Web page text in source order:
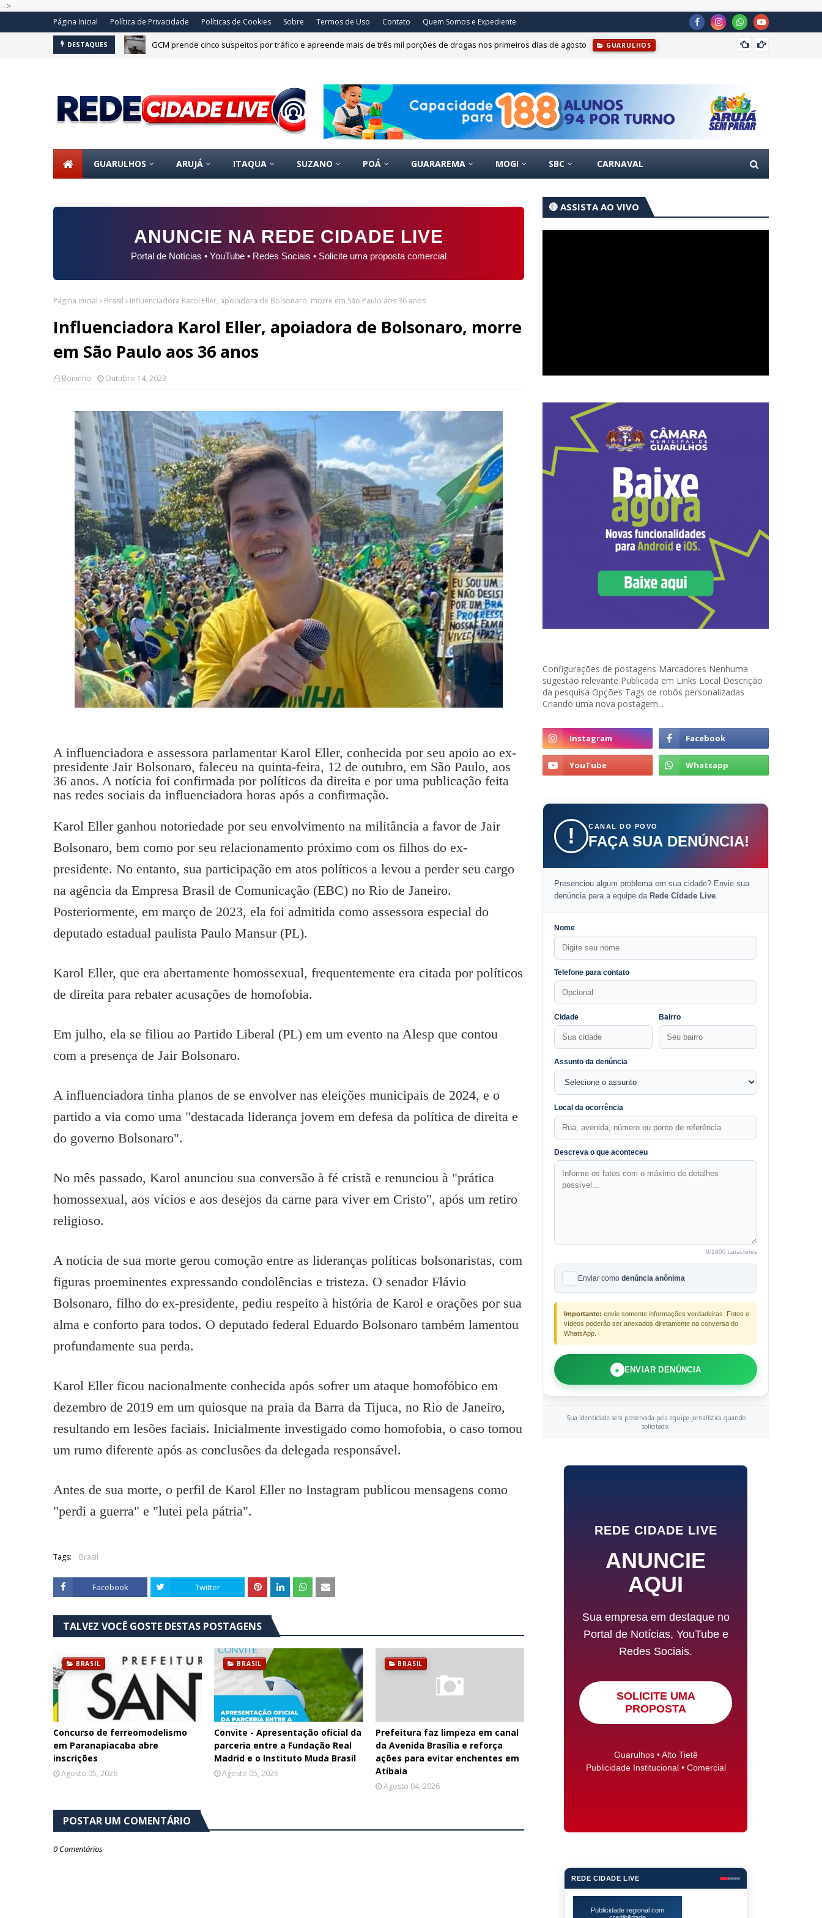
-->
Página Inicial Política de Privacidade Políticas de Cookies Sobre Termos de Uso Contato Quem Somos e Expediente
DESTAQUES GCM prende cinco suspeitos por tráfico e apreende mais de três mil porções de drogas nos primeiros dias de agosto GUARULHOS
GUARULHOS ARUJÁ ITAQUA SUZANO POÁ GUARAREMA MOGI SBC CARNAVAL
ANUNCIE NA REDE CIDADE LIVE
Portal de Notícias • YouTube • Redes Sociais • Solicite uma proposta comercial
Página inicial Brasil Influenciadora Karol Eller, apoiadora de Bolsonaro, morre em São Paulo aos 36 anos
Influenciadora Karol Eller, apoiadora de Bolsonaro, morre
em São Paulo aos 36 anos
Boninho Outubro 14, 2023
A influenciadora e assessora parlamentar Karol Eller, conhecida por seu apoio ao ex-
presidente Jair Bolsonaro, faleceu na quinta-feira, 12 de outubro, em São Paulo, aos
36 anos. A notícia foi confirmada por políticos da direita e por uma publicação feita
nas redes sociais da influenciadora horas após a confirmação.
Karol Eller ganhou notoriedade por seu envolvimento na militância a favor de Jair
Bolsonaro, bem como por seu relacionamento próximo com os filhos do ex-
presidente. No entanto, sua participação em atos políticos a levou a perder seu cargo
na agência da Empresa Brasil de Comunicação (EBC) no Rio de Janeiro.
Posteriormente, em março de 2023, ela foi admitida como assessora especial do
deputado estadual paulista Paulo Mansur (PL).
Karol Eller, que era abertamente homossexual, frequentemente era citada por políticos
de direita para rebater acusações de homofobia.
Em julho, ela se filiou ao Partido Liberal (PL) em um evento na Alesp que contou
com a presença de Jair Bolsonaro.
A influenciadora tinha planos de se envolver nas eleições municipais de 2024, e o
partido a via como uma "destacada liderança jovem em defesa da política de direita e
do governo Bolsonaro".
No mês passado, Karol anunciou sua conversão à fé cristã e renunciou à "prática
homossexual, aos vícios e aos desejos da carne para viver em Cristo", após um retiro
religioso.
A notícia de sua morte gerou comoção entre as lideranças políticas bolsonaristas, com
figuras proeminentes expressando condolências e tristeza. O senador Flávio
Bolsonaro, filho do ex-presidente, pediu respeito à história de Karol e orações por sua
alma e conforto para todos. O deputado federal Eduardo Bolsonaro também lamentou
profundamente sua perda.
Karol Eller ficou nacionalmente conhecida após sofrer um ataque homofóbico em
dezembro de 2019 em um quiosque na praia da Barra da Tijuca, no Rio de Janeiro,
resultando em lesões faciais. Inicialmente investigado como homofobia, o caso tomou
um rumo diferente após as conclusões da delegada responsável.
Antes de sua morte, o perfil de Karol Eller no Instagram publicou mensagens como
"perdi a guerra" e "lutei pela pátria".
Tags: Brasil
Facebook Twitter
TALVEZ VOCÊ GOSTE DESTAS POSTAGENS
BRASIL
Concurso de ferreomodelismo
em Paranapiacaba abre
inscrições
Agosto 05, 2026
BRASIL
Convite - Apresentação oficial da
parceria entre a Fundação Real
Madrid e o Instituto Muda Brasil
Agosto 05, 2026
BRASIL
Prefeitura faz limpeza em canal
da Avenida Brasília e reforça
ações para evitar enchentes em
Atibaia
Agosto 04, 2026
POSTAR UM COMENTÁRIO
0 Comentários
🔴 ASSISTA AO VIVO
Configurações de postagens Marcadores Nenhuma
sugestão relevante Publicada em Links Local Descrição
da pesquisa Opções Tags de robôs personalizadas
Criando uma nova postagem...
! CANAL DO POVO
FAÇA SUA DENÚNCIA!
Presenciou algum problema em sua cidade? Envie sua
denúncia para a equipe da Rede Cidade Live.
Nome
Telefone para contato
Cidade Bairro
Assunto da denúncia
Local da ocorrência
Descreva o que aconteceu
0/1800 caracteres
Enviar como denúncia anônima
Importante: envie somente informações verdadeiras. Fotos e
vídeos poderão ser anexados diretamente na conversa do
WhatsApp.
● ENVIAR DENÚNCIA
Sua identidade será preservada pela equipe jornalística quando
solicitado.
REDE CIDADE LIVE
ANUNCIE
AQUI
Sua empresa em destaque no
Portal de Notícias, YouTube e
Redes Sociais.
SOLICITE UMA
PROPOSTA
Guarulhos • Alto Tietê
Publicidade Institucional • Comercial
REDE CIDADE LIVE